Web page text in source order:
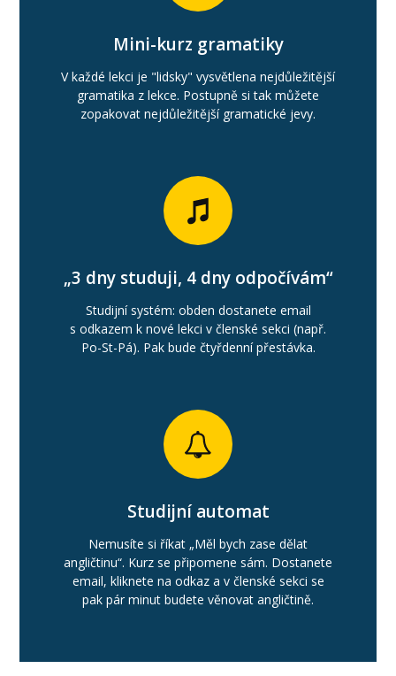
Mini-kurz gramatiky
V každé lekci je "lidsky" vysvětlena nejdůležitější
gramatika z lekce. Postupně si tak můžete
zopakovat nejdůležitější gramatické jevy.
„3 dny studuji, 4 dny odpočívám“
Studijní systém: obden dostanete email
s odkazem k nové lekci v členské sekci (např.
Po-St-Pá). Pak bude čtyřdenní přestávka.
Studijní automat
Nemusíte si říkat „Měl bych zase dělat
angličtinu“. Kurz se připomene sám. Dostanete
email, kliknete na odkaz a v členské sekci se
pak pár minut budete věnovat angličtině.